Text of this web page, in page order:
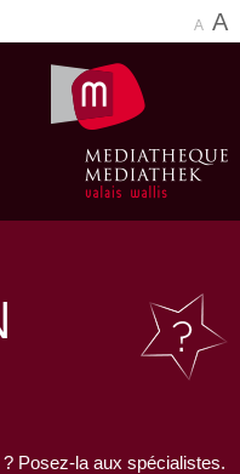
A A
Posez-la aux spécialistes.